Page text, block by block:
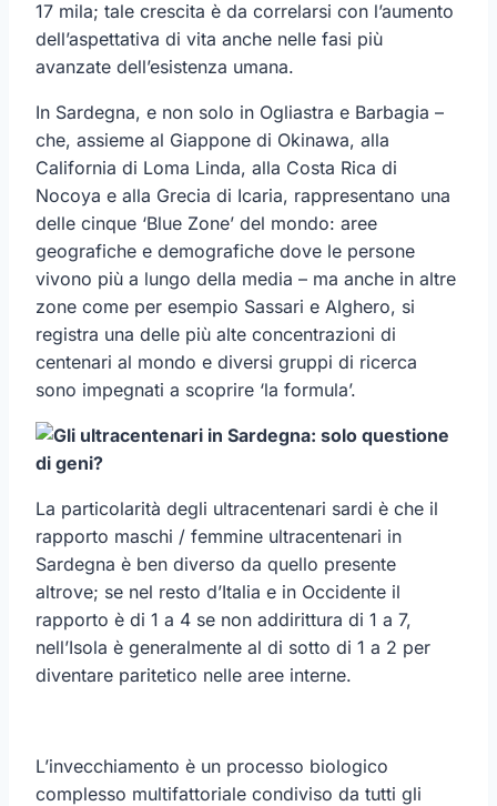
17 mila; tale crescita è da correlarsi con l’aumento
dell’aspettativa di vita anche nelle fasi più
avanzate dell’esistenza umana.
In Sardegna, e non solo in Ogliastra e Barbagia –
che, assieme al Giappone di Okinawa, alla
California di Loma Linda, alla Costa Rica di
Nocoya e alla Grecia di Icaria, rappresentano una
delle cinque ‘Blue Zone’ del mondo: aree
geografiche e demografiche dove le persone
vivono più a lungo della media – ma anche in altre
zone come per esempio Sassari e Alghero, si
registra una delle più alte concentrazioni di
centenari al mondo e diversi gruppi di ricerca
sono impegnati a scoprire ‘la formula’.
La particolarità degli ultracentenari sardi è che il
rapporto maschi / femmine ultracentenari in
Sardegna è ben diverso da quello presente
altrove; se nel resto d’Italia e in Occidente il
rapporto è di 1 a 4 se non addirittura di 1 a 7,
nell’Isola è generalmente al di sotto di 1 a 2 per
diventare paritetico nelle aree interne.
L’invecchiamento è un processo biologico
complesso multifattoriale condiviso da tutti gli